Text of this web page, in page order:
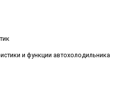
и функции автохолодильника